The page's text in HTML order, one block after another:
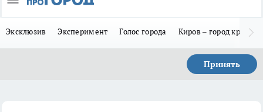
Эксклюзив Эксперимент Голос города Киров – город
Принять